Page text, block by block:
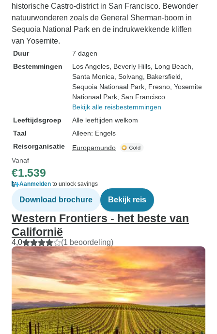
historische Castro-district in San Francisco. Bewonder
natuurwonderen zoals de General Sherman-boom in
Sequoia National Park en de indrukwekkende kliffen
van Yosemite.
Duur
7 dagen
Bestemmingen
Los Angeles , Beverly Hills , Long Beach
Santa Monica , Solvang , Bakersfield
Sequoia Nationaal Park , Fresno , Yosemite
Nationaal Park , San Francisco
Bekijk alle reisbestemmingen
Leeftijdsgroep
Alle leeftijden welkom
Taal
Alleen: Engels
Reisorganisatie
Europamundo
Vanaf
€1.539
Aanmelden to unlock savings
Download brochure Bekijk reis
Western Frontiers - het beste van
Californië
4,0 (1 beoordeling)